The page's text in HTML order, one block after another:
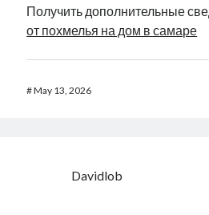
Получить дополнительные
от похмелья на дом в самаре
#May 13, 2026
Davidlob